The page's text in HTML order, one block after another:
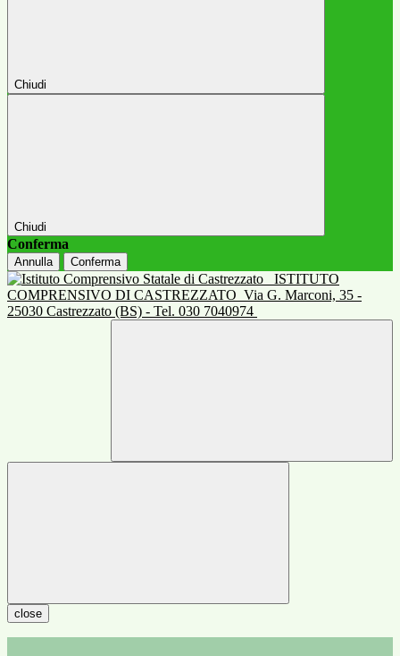
Chiudi
Chiudi
Conferma
Annulla Conferma
ISTITUTO
COMPRENSIVO DI CASTREZZATO Via G. Marconi, 35 -
25030 Castrezzato (BS) - Tel. 030 7040974
close